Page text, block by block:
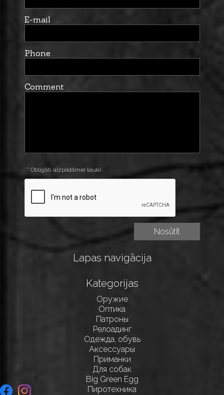
E-mail
Phone
Comment
* Obligāti aizpildāmie lauki
Lapas navigācija
Kategorijas
Оружие
Оптика
Патроны
Релоадинг
Одежда, обувь
Аксессуары
Приманки
Для собак
Big Green Egg
Пиротехника